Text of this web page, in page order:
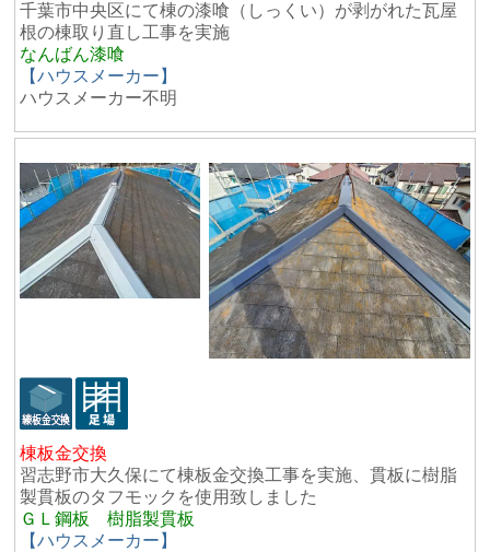
千葉市中央区にて棟の漆喰（しっくい）が剥がれた瓦屋
根の棟取り直し工事を実施
なんばん漆喰
【ハウスメーカー】
ハウスメーカー不明
棟板金交換
習志野市大久保にて棟板金交換工事を実施、貫板に樹脂
製貫板のタフモックを使用致しました
ＧＬ鋼板 樹脂製貫板
【ハウスメーカー】